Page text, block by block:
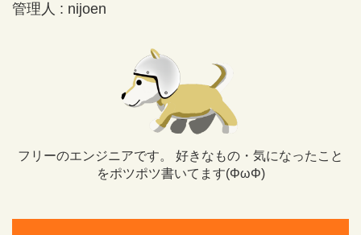
管理人 : nijoen
フリーのエンジニアです。 好きなもの・気になったこと
をポツポツ書いてます(ΦωΦ)